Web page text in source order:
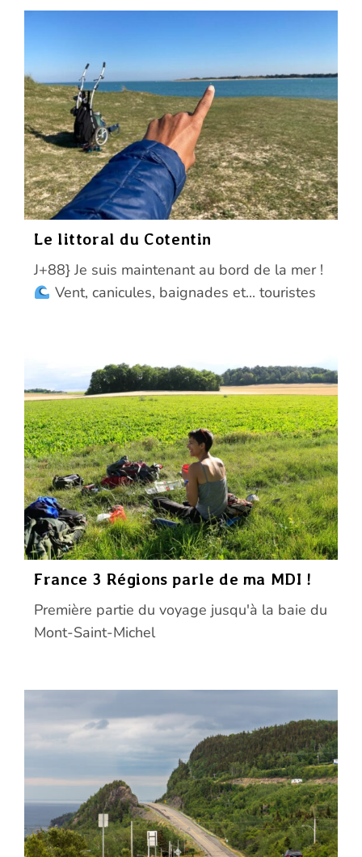
Le littoral du Cotentin
J+88} Je suis maintenant au bord de la mer !
Vent, canicules, baignades et... touristes
France 3 Régions parle de ma MDI !
Première partie du voyage jusqu'à la baie du
Mont-Saint-Michel